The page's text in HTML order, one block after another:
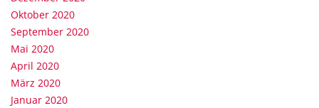
Oktober 2020
September 2020
Mai 2020
April 2020
März 2020
Januar 2020